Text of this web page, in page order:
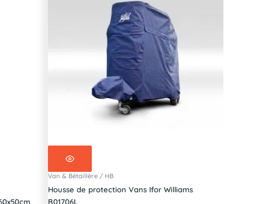
Van & Bétaillère / HB
Housse de protection Vans Ifor Williams
B01706L